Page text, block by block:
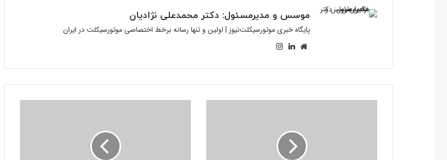
موسس و مدیرمسئول: دکتر محمدعلی نژادیان
پایگاه خبری موتورسیکلت‌نیوز | اولین و تنها رسانه برخط اختصاصی موتورسیکلت در ایران
وبسایتلینکدین